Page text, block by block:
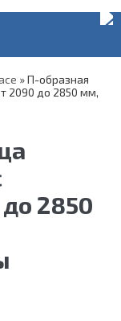
»П-образная
2090 до 2850 мм,
2850